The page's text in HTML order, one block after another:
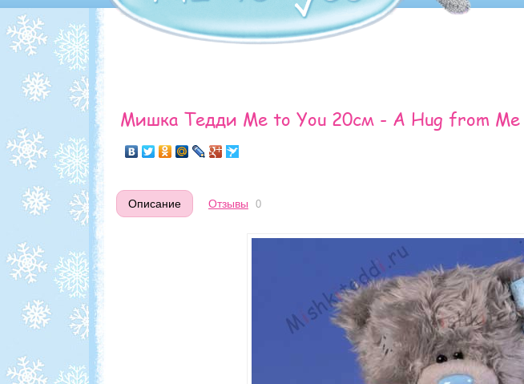
Мишка Тедди Me to You 20см - A Hug from Me
Описание Отзывы 0